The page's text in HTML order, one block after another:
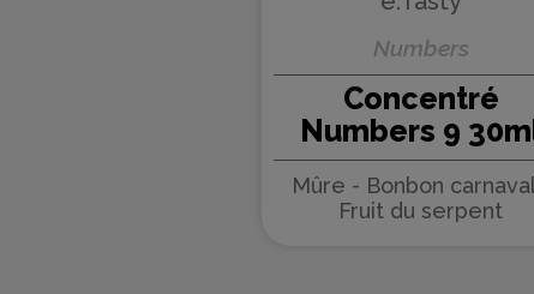
Numbers
Concentré
Numbers 9
Numbers -
(5 pièces)
Mûre - Bonbon
Fruit du serpent